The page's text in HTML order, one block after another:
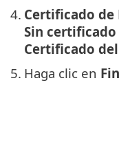
4. Certificado de
Sin
Certificado
5. Haga clic en